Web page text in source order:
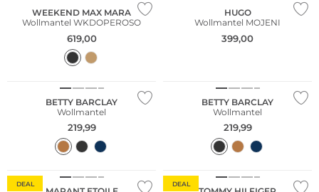
WEEKEND MAX MARA
Wollmantel WKDOPEROSO
619,00
HUGO
Wollmantel MOJENI
399,00
BETTY BARCLAY
Wollmantel
219,99
BETTY BARCLAY
Wollmantel
219,99
DEAL DEAL